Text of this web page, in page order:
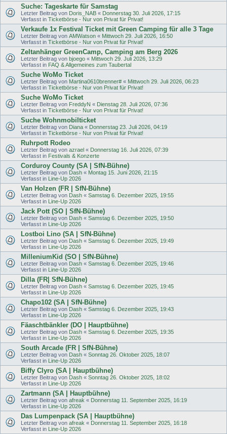
Suche: Tageskarte für Samstag
Letzter Beitrag von Doris_NAB « Donnerstag 30. Juli 2026, 17:15
Verfasst in Ticketbörse - Nur von Privat für Privat!
Verkaufe 1x Festival Ticket mit Green Camping für alle 3 Tage
Letzter Beitrag von AMWatson « Mittwoch 29. Juli 2026, 16:50
Verfasst in Ticketbörse - Nur von Privat für Privat!
Zeltanhänger GreenCamp, Camping am Berg 2026
Letzter Beitrag von bjoego « Mittwoch 29. Juli 2026, 13:29
Verfasst in FAQ & Allgemeines zum Taubertal
Suche WoMo Ticket
Letzter Beitrag von Martina0610brenner# « Mittwoch 29. Juli 2026, 06:23
Verfasst in Ticketbörse - Nur von Privat für Privat!
Suche WoMo Ticket
Letzter Beitrag von FreddyN « Dienstag 28. Juli 2026, 07:36
Verfasst in Ticketbörse - Nur von Privat für Privat!
Suche Wohnmobilticket
Letzter Beitrag von Diana « Donnerstag 23. Juli 2026, 04:19
Verfasst in Ticketbörse - Nur von Privat für Privat!
Ruhrpott Rodeo
Letzter Beitrag von azrael « Donnerstag 16. Juli 2026, 07:39
Verfasst in Festivals & Konzerte
Corduroy County (SA | SfN-Bühne)
Letzter Beitrag von Dash « Montag 15. Juni 2026, 21:15
Verfasst in Line-Up 2026
Van Holzen (FR | SfN-Bühne)
Letzter Beitrag von Dash « Samstag 6. Dezember 2025, 19:55
Verfasst in Line-Up 2026
Jack Pott (SO | SfN-Bühne)
Letzter Beitrag von Dash « Samstag 6. Dezember 2025, 19:50
Verfasst in Line-Up 2026
Lostboi Lino (SA | SfN-Bühne)
Letzter Beitrag von Dash « Samstag 6. Dezember 2025, 19:49
Verfasst in Line-Up 2026
MilleniumKid (SO | SfN-Bühne)
Letzter Beitrag von Dash « Samstag 6. Dezember 2025, 19:46
Verfasst in Line-Up 2026
Dilla (FR| SfN-Bühne)
Letzter Beitrag von Dash « Samstag 6. Dezember 2025, 19:45
Verfasst in Line-Up 2026
Chapo102 (SA | SfN-Bühne)
Letzter Beitrag von Dash « Samstag 6. Dezember 2025, 19:43
Verfasst in Line-Up 2026
Fäaschtbänkler (DO | Hauptbühne)
Letzter Beitrag von Dash « Samstag 6. Dezember 2025, 19:35
Verfasst in Line-Up 2026
South Arcade (FR | SfN-Bühne)
Letzter Beitrag von Dash « Sonntag 26. Oktober 2025, 18:07
Verfasst in Line-Up 2026
Biffy Clyro (SA | Hauptbühne)
Letzter Beitrag von Dash « Sonntag 26. Oktober 2025, 18:02
Verfasst in Line-Up 2026
Zartmann (SA | Hauptbühne)
Letzter Beitrag von afreak « Donnerstag 11. September 2025, 16:19
Verfasst in Line-Up 2026
Das Lumpenpack (SA | Hauptbühne)
Letzter Beitrag von afreak « Donnerstag 11. September 2025, 16:18
Verfasst in Line-Up 2026